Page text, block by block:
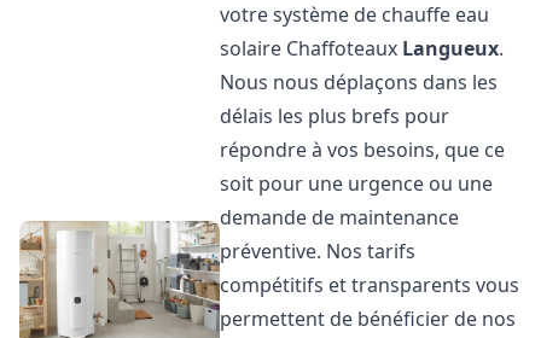
votre système de chauffe eau
solaire Chaffoteaux Langueux.
Nous nous déplaçons dans les
délais les plus brefs pour
répondre à vos besoins, que ce
soit pour une urgence ou une
demande de maintenance
préventive. Nos tarifs
compétitifs et transparents vous
permettent de bénéficier de nos